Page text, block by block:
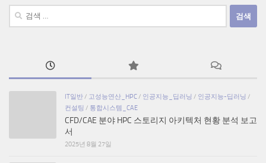
검
색:
IT일반/ 고성능연산_HPC/ 인공지능_딥러닝 / 인공지능-딥러닝 /
컨설팅 / 통합시스템_CAE
CFD/CAE 분야 HPC 스토리지 아키텍처 현황 분석 보고
서
2025년 8월 27일